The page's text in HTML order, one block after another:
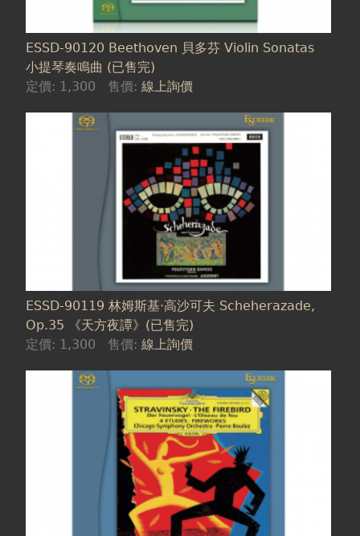
ESSD-90120 Beethoven 貝多芬 Violin Sonatas
小提琴奏鳴曲 (已售完)
定價: 1,300 售價:線上詢價
ESSD-90119 林姆斯基‧高沙可夫 Scheherazade,
Op.35 《天方夜譚》(已售完)
定價: 1,300 售價:線上詢價